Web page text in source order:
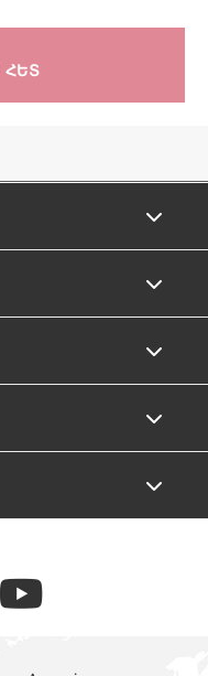
ՀԵՏ